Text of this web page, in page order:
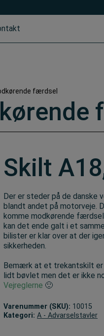
færdsel
Skilt
Der er steder på de danske
blandt andet på motorveje.
komme modkørende
kan det ende galt i et
bilister er klar over at der
sikkerheden.
Bemærk at et trekantskilt er
lidt bøvlet men det er ikke
Vejreglerne 🙂
Varenummer (SKU): 10015
Kategori: A - Advarselstavler